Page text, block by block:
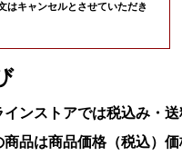
はキャンセルとさせていただき
ンストアでは税込み・
商品は商品価格（税込）